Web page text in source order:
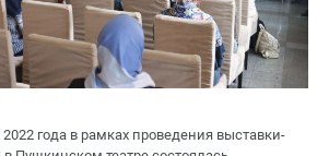
2022 года в рамках проведения выставки-